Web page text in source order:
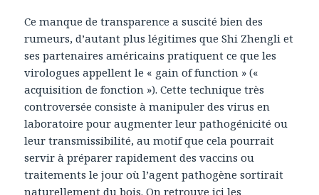
Ce manque de transparence a suscité bien des
rumeurs, d’autant plus légitimes que Shi Zhengli et
ses partenaires américains pratiquent ce que les
virologues appellent le « gain of function » («
acquisition de fonction »). Cette technique très
controversée consiste à manipuler des virus en
laboratoire pour augmenter leur pathogénicité ou
leur transmissibilité, au motif que cela pourrait
servir à préparer rapidement des vaccins ou
traitements le jour où l’agent pathogène sortirait
naturellement du bois. On retrouve ici les